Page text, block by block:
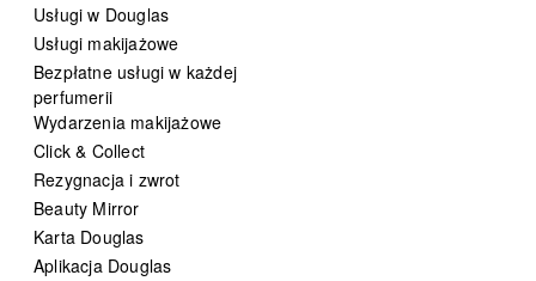
Usługi w Douglas
Usługi makijażowe
Bezpłatne usługi w każdej
perfumerii
Wydarzenia makijażowe
Click & Collect
Rezygnacja i zwrot
Beauty Mirror
Karta Douglas
Aplikacja Douglas